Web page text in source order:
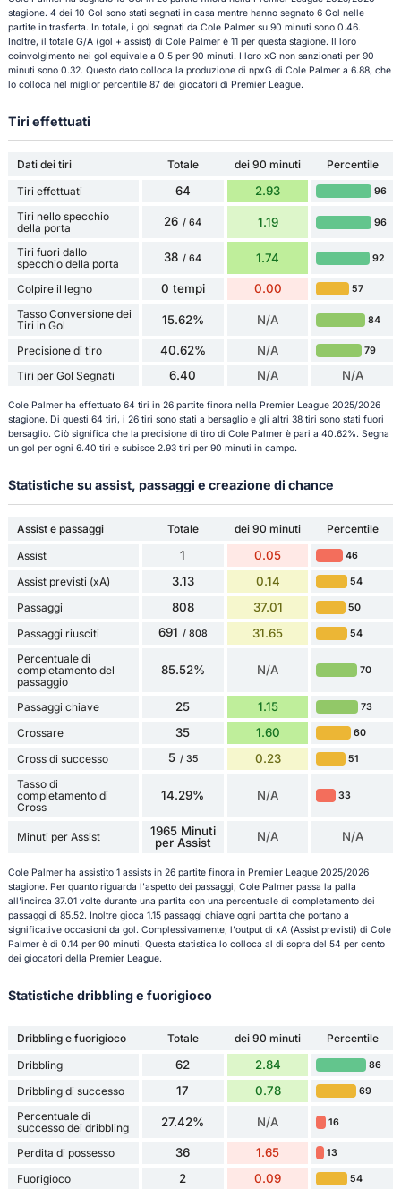
stagione. 4 dei 10 Gol sono stati segnati in casa mentre hanno segnato 6 Gol nelle
partite in trasferta. In totale, i gol segnati da Cole Palmer su 90 minuti sono 0.46.
Inoltre, il totale G/A (gol + assist) di Cole Palmer è 11 per questa stagione. Il loro
coinvolgimento nei gol equivale a 0.5 per 90 minuti. I loro xG non sanzionati per 90
minuti sono 0.32. Questo dato colloca la produzione di npxG di Cole Palmer a 6.88, che
lo colloca nel miglior percentile 87 dei giocatori di Premier League.
Tiri effettuati
Dati dei tiri Totale dei 90 minuti
Percentile
Tiri effettuati
64 2.93 96
Tiri nello specchio
della porta
26 / 64 1.19 96
Tiri fuori dallo
specchio della porta
38 / 64 1.74 92
Colpire il legno 0 tempi 0.00 57
Tasso Conversione dei
Tiri in Gol
15.62% N/A 84
Precisione di tiro 40.62% N/A 79
Tiri per Gol Segnati 6.40 N/A N/A
Cole Palmer ha effettuato 64 tiri in 26 partite finora nella Premier League 2025/2026
stagione. Di questi 64 tiri, i 26 tiri sono stati a bersaglio e gli altri 38 tiri sono stati fuori
bersaglio. Ciò significa che la precisione di tiro di Cole Palmer è pari a 40.62%. Segna
un gol per ogni 6.40 tiri e subisce 2.93 tiri per 90 minuti in campo.
Statistiche su assist, passaggi e creazione di chance
Assist e passaggi Totale dei 90 minuti
Percentile
Assist
1 0.05 46
Assist previsti (xA) 3.13 0.14 54
Passaggi 808 37.01 50
Passaggi riusciti 691 / 808 31.65 54
Percentuale di
completamento del
passaggio
85.52% N/A 70
Passaggi chiave 25 1.15 73
Crossare 35 1.60 60
Cross di successo 5 / 35 0.23 51
Tasso di
completamento di
Cross
14.29% N/A 33
Minuti per Assist
1965 Minuti
per Assist
N/A N/A
Cole Palmer ha assistito 1 assists in 26 partite finora in Premier League 2025/2026
stagione. Per quanto riguarda l'aspetto dei passaggi, Cole Palmer passa la palla
all'incirca 37.01 volte durante una partita con una percentuale di completamento dei
passaggi di 85.52. Inoltre gioca 1.15 passaggi chiave ogni partita che portano a
significative occasioni da gol. Complessivamente, l'output di xA (Assist previsti) di Cole
Palmer è di 0.14 per 90 minuti. Questa statistica lo colloca al di sopra del 54 per cento
dei giocatori della Premier League.
Statistiche dribbling e fuorigioco
Dribbling e fuorigioco Totale dei 90 minuti
Percentile
Dribbling
62 2.84 86
Dribbling di successo 17 0.78 69
Percentuale di
successo dei dribbling
27.42% N/A 16
Perdita di possesso 36 1.65 13
Fuorigioco 2 0.09 54